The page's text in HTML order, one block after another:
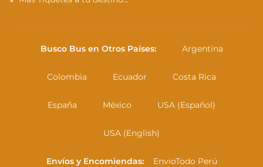
Busco Bus en Otros Países: Argentina
Colombia Ecuador Costa Rica
España México USA (Español)
USA (English)
Envíos y Encomiendas: EnvioTodo Perú